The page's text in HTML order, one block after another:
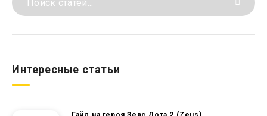
Интересные статьи